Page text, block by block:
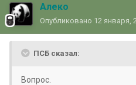
Алеко
Опубликовано 12 января,
ПСБ сказал:
Вопрос.